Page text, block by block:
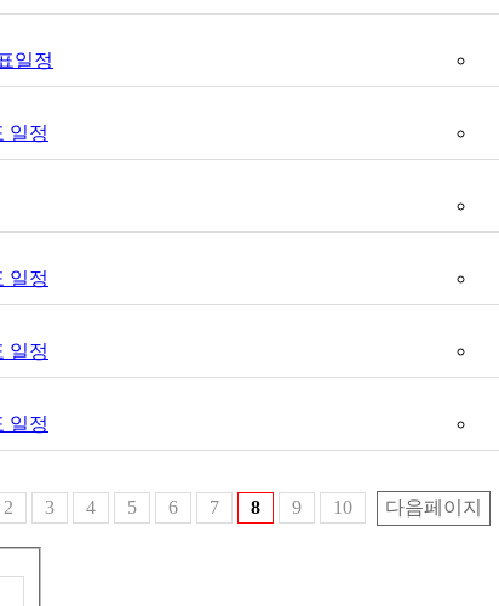
일정
일정
일정
일정
일정
2 3 4 5 6 7 8 9 10 다음페이지